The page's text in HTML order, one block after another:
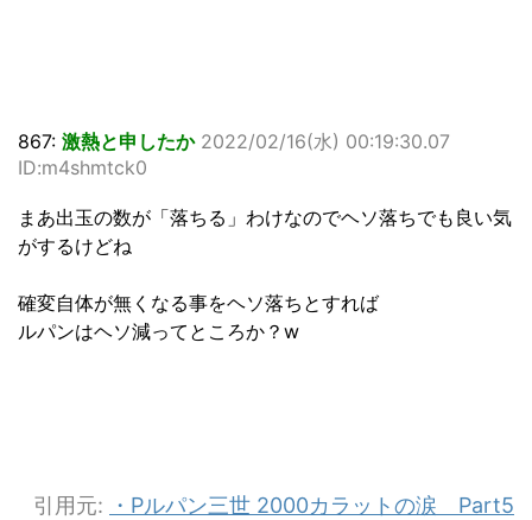
867: 激熱と申したか 2022/02/16(水) 00:19:30.07
ID:m4shmtck0
まあ出玉の数が「落ちる」わけなのでヘソ落ちでも良い気
がするけどね
確変自体が無くなる事をヘソ落ちとすれば
ルパンはヘソ減ってところか？w
引用元: ・Pルパン三世 2000カラットの涙 Part5